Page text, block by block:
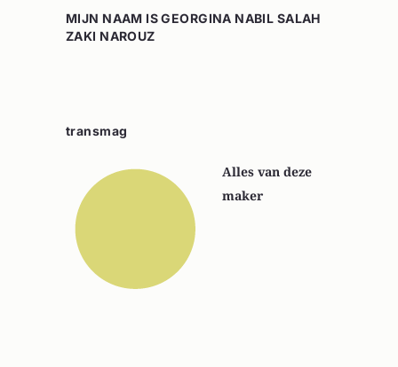
MIJN NAAM IS GEORGINA NABIL SALAH
ZAKI NAROUZ
transmag
Alles van deze
maker